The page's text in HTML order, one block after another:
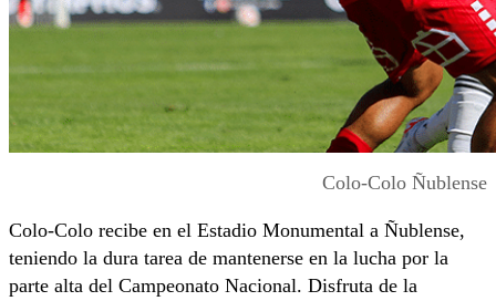
Colo-Colo Ñublense
Colo-Colo recibe en el Estadio Monumental a Ñublense,
teniendo la dura tarea de mantenerse en la lucha por la
parte alta del Campeonato Nacional. Disfruta de la